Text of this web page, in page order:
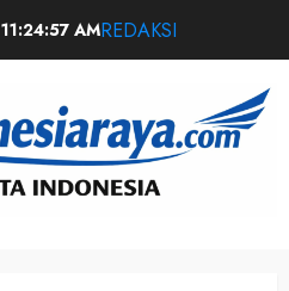
11:24:58 AMREDAKSI